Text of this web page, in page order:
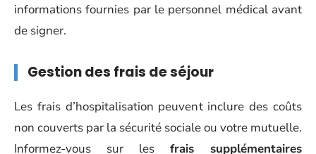
informations fournies par le personnel médical avant
de signer.
Gestion des frais de séjour
Les frais d’hospitalisation peuvent inclure des coûts
non couverts par la sécurité sociale ou votre mutuelle.
Informez-vous sur les frais supplémentaires